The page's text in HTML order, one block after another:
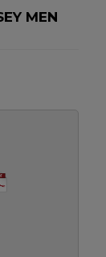
MEN